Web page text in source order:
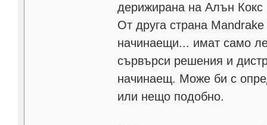
дерижирана на Алън Кокс
От друга страна
начинаещи... имат само
сървърси решения и
начинаещ. Може би с
или нещо подобно.